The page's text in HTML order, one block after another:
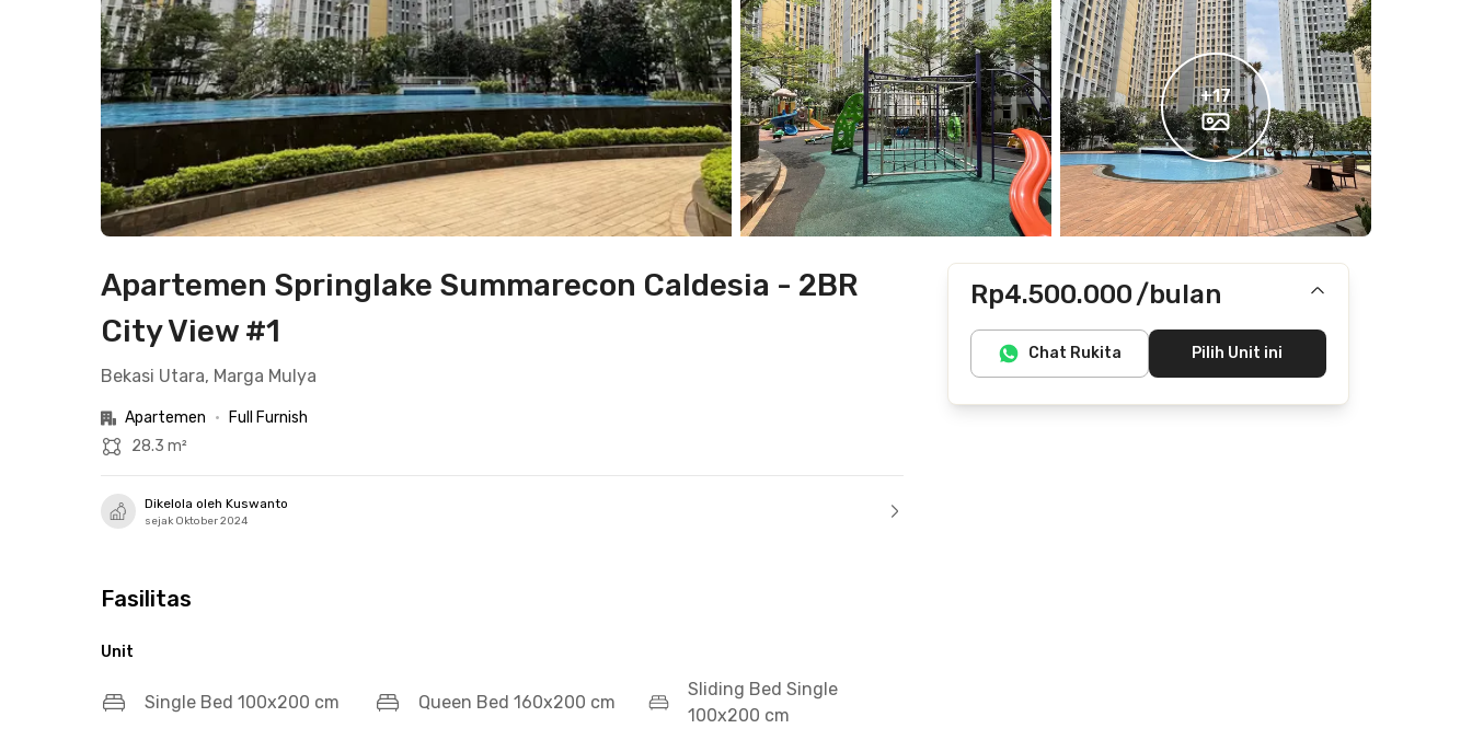
+17
Apartemen Springlake Summarecon Caldesia - 2BR
City View #1
Bekasi Utara, Marga Mulya
Apartemen •
Full Furnish
28.3 m²
Dikelola oleh Kuswanto
sejak Oktober 2024
Fasilitas
Unit
Single Bed 100x200 cm Queen Bed 160x200 cm
Sliding Bed Single
100x200 cm
Rp4.500.000/bulan
Termasuk IPL
Tidak termasuk listrik, air
Chat Rukita Pilih Unit ini